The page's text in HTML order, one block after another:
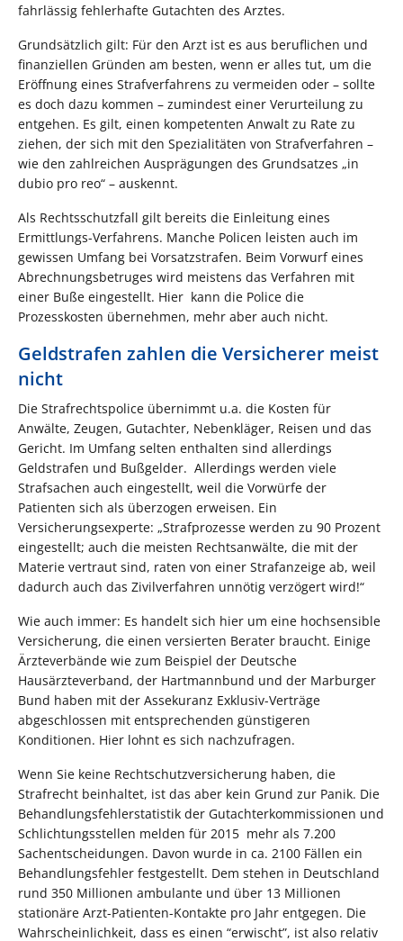
fahrlässig fehlerhafte Gutachten des Arztes.
Grundsätzlich gilt: Für den Arzt ist es aus beruflichen und
finanziellen Gründen am besten, wenn er alles tut, um die
Eröffnung eines Strafverfahrens zu vermeiden oder – sollte
es doch dazu kommen – zumindest einer Verurteilung zu
entgehen. Es gilt, einen kompetenten Anwalt zu Rate zu
ziehen, der sich mit den Spezialitäten von Strafverfahren –
wie den zahlreichen Ausprägungen des Grundsatzes „in
dubio pro reo“ – auskennt.
Als Rechtsschutzfall gilt bereits die Einleitung eines
Ermittlungs-Verfahrens. Manche Policen leisten auch im
gewissen Umfang bei Vorsatzstrafen. Beim Vorwurf eines
Abrechnungsbetruges wird meistens das Verfahren mit
einer Buße eingestellt. Hier kann die Police die
Prozesskosten übernehmen, mehr aber auch nicht.
Geldstrafen zahlen die Versicherer meist
nicht
Die Strafrechtspolice übernimmt u.a. die Kosten für
Anwälte, Zeugen, Gutachter, Nebenkläger, Reisen und das
Gericht. Im Umfang selten enthalten sind allerdings
Geldstrafen und Bußgelder. Allerdings werden viele
Strafsachen auch eingestellt, weil die Vorwürfe der
Patienten sich als überzogen erweisen. Ein
Versicherungsexperte: „Strafprozesse werden zu 90 Prozent
eingestellt; auch die meisten Rechtsanwälte, die mit der
Materie vertraut sind, raten von einer Strafanzeige ab, weil
dadurch auch das Zivilverfahren unnötig verzögert wird!“
Wie auch immer: Es handelt sich hier um eine hochsensible
Versicherung, die einen versierten Berater braucht. Einige
Ärzteverbände wie zum Beispiel der Deutsche
Hausärzteverband, der Hartmannbund und der Marburger
Bund haben mit der Assekuranz Exklusiv-Verträge
abgeschlossen mit entsprechenden günstigeren
Konditionen. Hier lohnt es sich nachzufragen.
Wenn Sie keine Rechtschutzversicherung haben, die
Strafrecht beinhaltet, ist das aber kein Grund zur Panik. Die
Behandlungsfehlerstatistik der Gutachterkommissionen und
Schlichtungsstellen melden für 2015 mehr als 7.200
Sachentscheidungen. Davon wurde in ca. 2100 Fällen ein
Behandlungsfehler festgestellt. Dem stehen in Deutschland
rund 350 Millionen ambulante und über 13 Millionen
stationäre Arzt-Patienten-Kontakte pro Jahr entgegen. Die
Wahrscheinlichkeit, dass es einen “erwischt”, ist also relativ